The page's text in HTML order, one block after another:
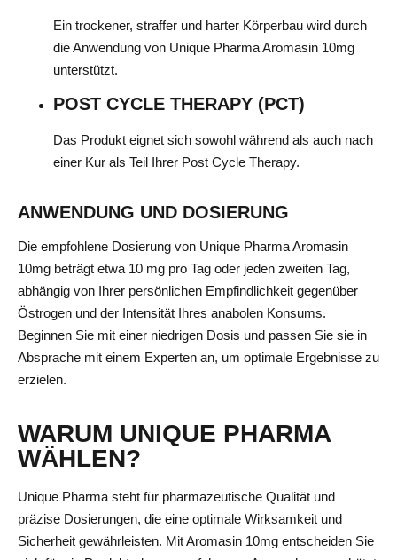
Ein trockener, straffer und harter Körperbau wird durch
die Anwendung von Unique Pharma Aromasin 10mg
unterstützt.
POST CYCLE THERAPY (PCT)
Das Produkt eignet sich sowohl während als auch nach
einer Kur als Teil Ihrer Post Cycle Therapy.
ANWENDUNG UND DOSIERUNG
Die empfohlene Dosierung von Unique Pharma Aromasin
10mg beträgt etwa 10 mg pro Tag oder jeden zweiten Tag,
abhängig von Ihrer persönlichen Empfindlichkeit gegenüber
Östrogen und der Intensität Ihres anabolen Konsums.
Beginnen Sie mit einer niedrigen Dosis und passen Sie sie in
Absprache mit einem Experten an, um optimale Ergebnisse zu
erzielen.
WARUM UNIQUE PHARMA
WÄHLEN?
Unique Pharma steht für pharmazeutische Qualität und
präzise Dosierungen, die eine optimale Wirksamkeit und
Sicherheit gewährleisten. Mit Aromasin 10mg entscheiden Sie